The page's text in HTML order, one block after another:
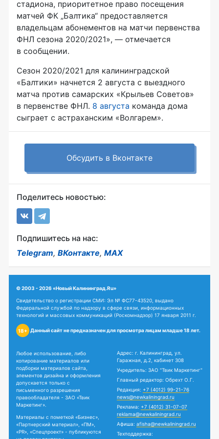
стадиона, приоритетное право посещения
матчей ФК „Балтика“ предоставляется
владельцам абонементов на матчи первенства
ФНЛ сезона 2020/2021», — отмечается
в сообщении.
Сезон 2020/2021 для калининградской
«Балтики» начнется 2 августа с выездного
матча против самарских «Крыльев Советов»
в первенстве ФНЛ. 8 августа команда дома
сыграет с астраханским «Волгарем».
Обсудить в Вконтакте
Поделитесь новостью:
Подпишитесь на нас:
Telegram, ВКонтакте, MAX
© 2003 - 2026 «Новый Калининград.Ru»
Свидетельство о регистрации СМИ: Эл № ФС77-43520, выдано
Федеральной службой по надзору в сфере связи, информационных
технологий и массовых коммуникаций (Роскомнадзор) 17 января 2011 г.
18+ Данный сайт не предназначен для просмотра лицам младше 18 лет.
Любое использование, либо
копирование материалов или
подборки материалов сайта,
элементов дизайна и оформления
допускается только с
письменного разрешения
правообладателя - ЗАО «Твик
Маркетинг».
Материалы с пометкой «Бизнес»,
«Партнерский материал», «ПМ»,
«PR», «Спецпроект» - публикуются
Адрес: г. Калининград, ул.
Гаражная, д.2, кабинет 308
Учредитель: ЗАО "Твик Маркетинг"
Главный редактор: Обрехт О.Г.
Редакция: +7 (4012) 99-21-76
news@newkaliningrad.ru
Реклама: +7 (4012) 31-07-07
reklama@newkaliningrad.ru
Афиша: afisha@newkaliningrad.ru
Техподдержка: